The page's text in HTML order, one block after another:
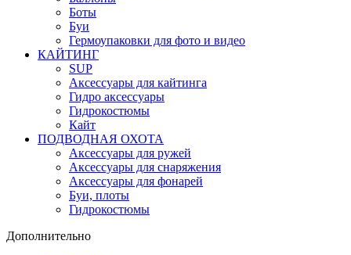
Боты
Буи
Гермоупаковки для фото и видео
КАЙТИНГ
SUP
Аксессуары для кайтинга
Гидро аксессуары
Гидрокостюмы
Кайт
ПОДВОДНАЯ ОХОТА
Аксессуары для ружей
Аксессуары для снаряжения
Аксессуары для фонарей
Буи, плоты
Гидрокостюмы
Дополнительно